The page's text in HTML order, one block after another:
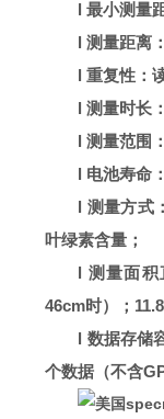
l最小测量
l测量距离：
l重复性：
l测量时长
l测量范围
l 电池寿命
l 测量方式
叶绿素含量 ；
l 测量面积
46cm时）；
l 数据存储
个数据（不含